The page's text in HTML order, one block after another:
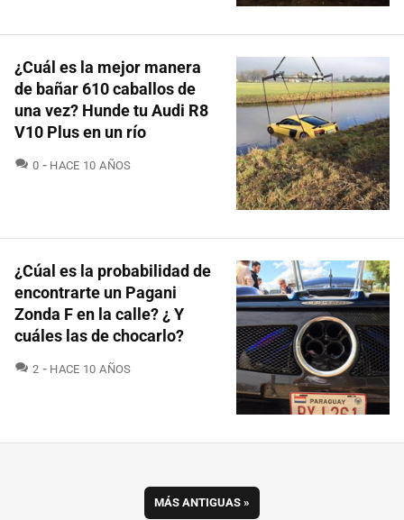
¿Cuál es la mejor manera
de bañar 610 caballos de
una vez? Hunde tu Audi R8
V10 Plus en un río
0 COMENTARIOS
HACE 10 AÑOS
¿Cúal es la probabilidad de
encontrarte un Pagani
Zonda F en la calle? ¿ Y
cuáles las de chocarlo?
2 COMENTARIOS
HACE 10 AÑOS
MÁS ANTIGUAS »